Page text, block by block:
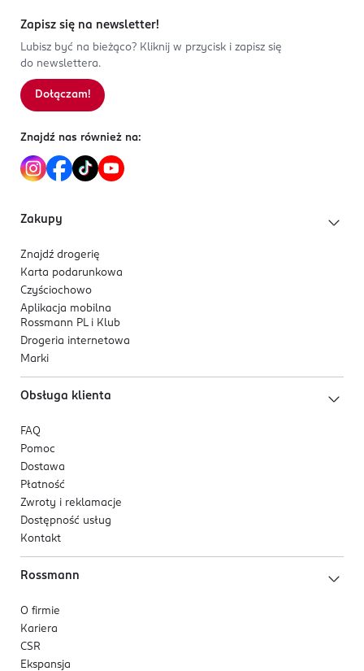
serwis.konsumencki@loreal.com
226760100
Kod EAN
2
1
0%
Sortowanie wg
Zapisz się na newsletter!
Lubisz być na bieżąco? Kliknij w przycisk i zapisz się
do newslettera.
Dołączam!
Znajdź nas również na:
Zakupy
Znajdź drogerię
Karta podarunkowa
Czyściochowo
Aplikacja mobilna
Rossmann PL i Klub
Drogeria internetowa
Marki
Obsługa klienta
FAQ
Pomoc
Dostawa
Płatność
Zwroty i reklamacje
Dostępność usług
Kontakt
Rossmann
O firmie
Kariera
CSR
Ekspansja